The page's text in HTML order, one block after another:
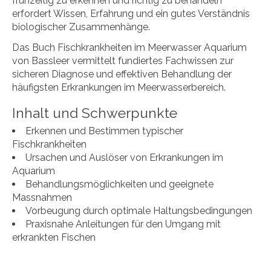
erfordert Wissen, Erfahrung und ein gutes Verständnis
biologischer Zusammenhänge.
Das Buch Fischkrankheiten im Meerwasser Aquarium
von Bassleer vermittelt fundiertes Fachwissen zur
sicheren Diagnose und effektiven Behandlung der
häufigsten Erkrankungen im Meerwasserbereich.
Inhalt und Schwerpunkte
Erkennen und Bestimmen typischer
Fischkrankheiten
Ursachen und Auslöser von Erkrankungen im
Aquarium
Behandlungsmöglichkeiten und geeignete
Massnahmen
Vorbeugung durch optimale Haltungsbedingungen
Praxisnahe Anleitungen für den Umgang mit
erkrankten Fischen